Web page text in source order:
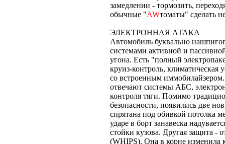
замедлении - тормозить,
обычные "AWтоматы" сделать
ЭЛЕКТРОННАЯ АТАКА
Автомобиль буквально
системами активной и
угона. Есть "полный
круиз-контроль, климатическая
со встроенным
отвечают системы АБС,
контроля тяги. Помимо
безопасности, появились две
спрятана под обивкой потолка
ударе в борт занавеска
стойки кузова. Другая защита -
(WHIPS). Она в корне изменила